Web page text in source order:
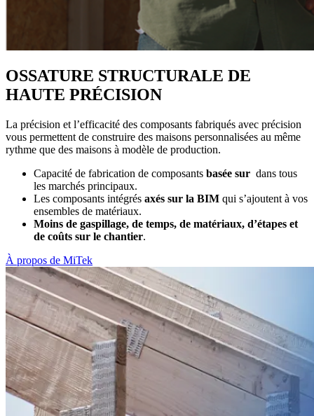
OSSATURE STRUCTURALE DE
HAUTE PRÉCISION
La précision et l’efficacité des composants fabriqués avec précision
vous permettent de construire des maisons personnalisées au même
rythme que des maisons à modèle de production.
Capacité de fabrication de composants basée sur dans tous
les marchés principaux.
Les composants intégrés axés sur la BIM qui s’ajoutent à vos
ensembles de matériaux.
Moins de gaspillage, de temps, de matériaux, d’étapes et
de coûts sur le chantier.
À propos de MiTek